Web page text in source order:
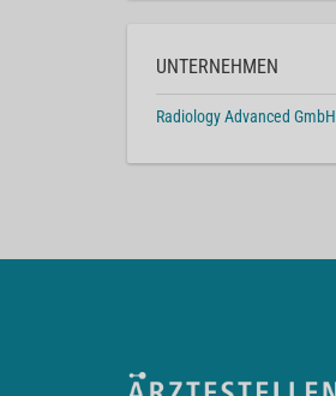
UNTERNEHMEN
Radiology Advanced GmbH